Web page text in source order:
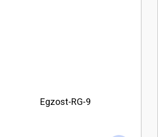
Egzost-RG-9